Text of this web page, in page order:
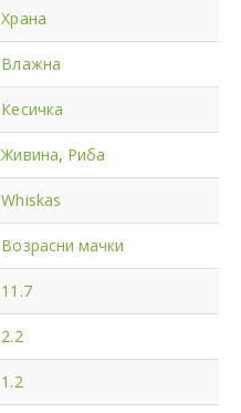
Храна
Влажна
Кесичка
Живина, Риба
Whiskas
Возрасни мачки
11.7
2.2
1.2